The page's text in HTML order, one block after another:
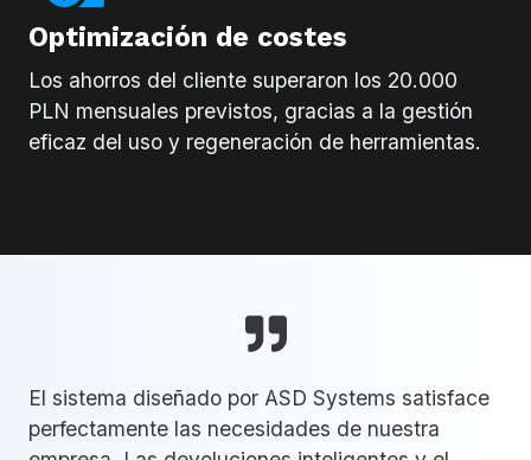
Optimización de costes
Los ahorros del cliente superaron los 20.000
PLN mensuales previstos, gracias a la gestión
eficaz del uso y regeneración de herramientas.
El sistema diseñado por ASD Systems satisface
perfectamente las necesidades de nuestra